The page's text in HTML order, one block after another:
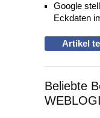
Google
Eckdaten
Artikel
Beliebte